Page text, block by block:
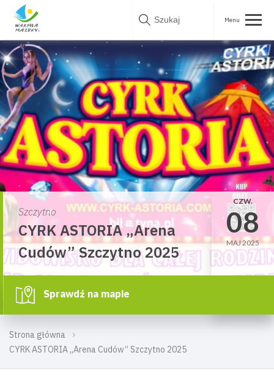
Skip
Strona główna
CYRK ASTORIA „Arena Cudów” Szczytno 2025
Szczytno
CYRK ASTORIA „Arena
Cudów” Szczytno 2025
CZW.
08
MAJ 2025
Sprawdź na mapie